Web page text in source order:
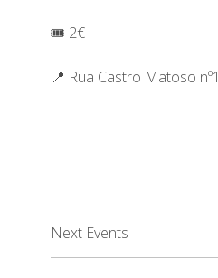
🎟️ 2€
📍 Rua Castro Matoso
Next Events